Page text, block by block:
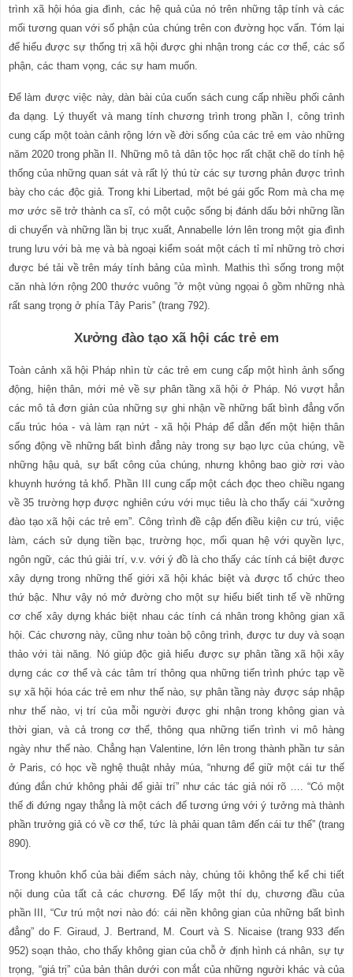
trình xã hội hóa gia đình, các hệ quả của nó trên những tập tính và các
mối tương quan với số phận của chúng trên con đường học vấn. Tóm lại
để hiểu được sự thống trị xã hội được ghi nhận trong các cơ thể, các số
phận, các tham vọng, các sự ham muốn.
Để làm được việc này, dàn bài của cuốn sách cung cấp nhiều phối cảnh
đa dạng. Lý thuyết và mang tính chương trình trong phần I, công trình
cung cấp một toàn cảnh rộng lớn về đời sống của các trẻ em vào những
năm 2020 trong phần II. Những mô tả dân tộc học rất chặt chẽ do tính hệ
thống của những quan sát và rất lý thú từ các sự tương phản được trình
bày cho các độc giả. Trong khi Libertad, một bé gái gốc Rom mà cha mẹ
mơ ước sẽ trở thành ca sĩ, có một cuộc sống bị đánh dấu bởi những lần
di chuyển và những lần bị trục xuất, Annabelle lớn lên trong một gia đình
trung lưu với bà mẹ và bà ngoại kiểm soát một cách tỉ mỉ những trò chơi
được bé tải về trên máy tính bảng của mình. Mathis thì sống trong một
căn nhà lớn rộng 200 thước vuông ”ở một vùng ngọai ô gồm những nhà
rất sang trọng ở phía Tây Paris” (trang 792).
Xưởng đào tạo xã hội các trẻ em
Toàn cảnh xã hội Pháp nhìn từ các trẻ em cung cấp một hình ảnh sống
động, hiện thân, mới mẻ về sự phân tầng xã hội ở Pháp. Nó vượt hẳn
các mô tả đơn giản của những sự ghi nhận về những bất bình đẳng vốn
cấu trúc hóa - và làm rạn nứt - xã hội Pháp để dẫn đến một hiện thân
sống động về những bất bình đẳng này trong sự bạo lực của chúng, về
những hậu quả, sự bất công của chúng, nhưng không bao giờ rơi vào
khuynh hướng tả khổ. Phần III cung cấp một cách đọc theo chiều ngang
về 35 trường hợp được nghiên cứu với mục tiêu là cho thấy cái “xưởng
đào tạo xã hội các trẻ em”. Công trình đề cập đến điều kiện cư trú, việc
làm, cách sử dụng tiền bạc, trường học, mối quan hệ với quyền lực,
ngôn ngữ, các thú giải trí, v.v. với ý đồ là cho thấy các tính cá biệt được
xây dựng trong những thế giới xã hội khác biệt và được tổ chức theo
thứ bậc. Như vậy nó mở đường cho một sự hiểu biết tinh tế về những
cơ chế xây dựng khác biệt nhau các tính cá nhân trong không gian xã
hội. Các chương này, cũng như toàn bộ công trình, được tư duy và soạn
thảo với tài năng. Nó giúp độc giả hiểu được sự phân tầng xã hội xây
dựng các cơ thể và các tâm trí thông qua những tiến trình phức tạp về
sự xã hội hóa các trẻ em như thế nào, sự phân tầng này được sáp nhập
như thế nào, vị trí của mỗi người được ghi nhận trong không gian và
thời gian, và cả trong cơ thể, thông qua những tiến trình vi mô hàng
ngày như thế nào. Chẳng hạn Valentine, lớn lên trong thành phần tư sản
ở Paris, có học về nghệ thuật nhảy múa, “nhưng để giữ một cái tư thế
đúng đắn chứ không phải để giải trí” như các tác giả nói rõ …. “Có một
thế đi đứng ngay thẳng là một cách để tương ứng với ý tưởng mà thành
phần trưởng giả có về cơ thể, tức là phải quan tâm đến cái tư thế” (trang
890).
Trong khuôn khổ của bài điểm sách này, chúng tôi không thể kể chi tiết
nội dung của tất cả các chương. Để lấy một thí dụ, chương đầu của
phần III, “Cư trú một nơi nào đó: cái nền không gian của những bất bình
đẳng” do F. Giraud, J. Bertrand, M. Courtvà S. Nicaise (trang 933 đến
952) soạn thảo, cho thấy không gian của chỗ ở định hình cá nhân, sự tự
trọng, “giá trị” của bản thân dưới con mắt của những người khác và của